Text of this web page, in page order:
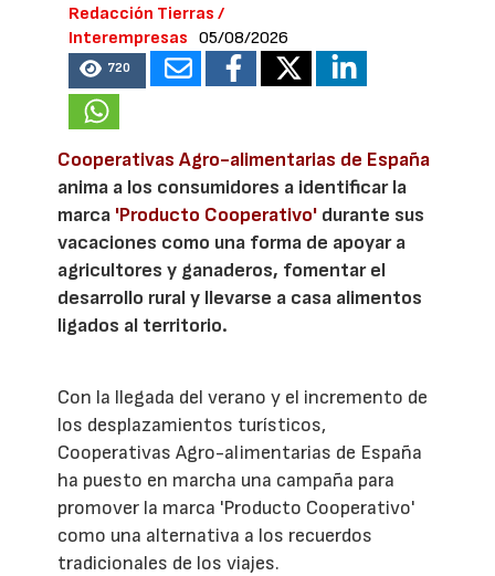
Redacción Tierras /
Interempresas
05/08/2026
720
Cooperativas Agro-alimentarias de España
anima a los consumidores a identificar la
marca 'Producto Cooperativo' durante sus
vacaciones como una forma de apoyar a
agricultores y ganaderos, fomentar el
desarrollo rural y llevarse a casa alimentos
ligados al territorio.
Con la llegada del verano y el incremento de
los desplazamientos turísticos,
Cooperativas Agro-alimentarias de España
ha puesto en marcha una campaña para
promover la marca 'Producto Cooperativo'
como una alternativa a los recuerdos
tradicionales de los viajes.